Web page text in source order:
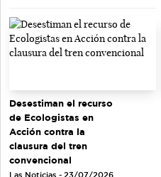
Desestiman el recurso
de Ecologistas en
Acción contra la
clausura del tren
convencional
Las Noticias - 23/07/2026